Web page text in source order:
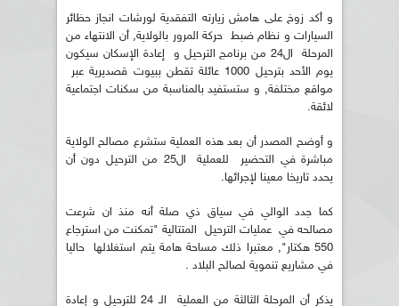
و أكد زوخ على هامش زيارته التفقدية لورشات انجاز حظائر
السيارات و نظام ضبط حركة المرور بالولاية, أن الانتهاء من
المرحلة ال24 من برنامج الترحيل و إعادة الإسكان سيكون
يوم الأحد بترحيل 1000 عائلة تقطن ببيوت قصديرية عبر
مواقع مختلفة, و ستستفيد بالمناسبة من سكنات اجتماعية
لائقة.
و أوضح المصدر أن بعد هذه العملية ستشرع مصالح الولاية
مباشرة في التحضير للعملية ال25 من الترحيل دون أن
يحدد تاريخا معينا لإجرائها.
كما جدد الوالي في سياق ذي صلة أنه منذ ان شرعت
مصالحه في عمليات الترحيل المتتالية "تمكنت من استرجاع
550 هكتار", معتبرا ذلك مساحة هامة يتم استغلالها حاليا
في مشاريع تنموية لصالح البلاد .
يذكر أن المرحلة الثالثة من العملية الـ 24 للترحيل و إعادة